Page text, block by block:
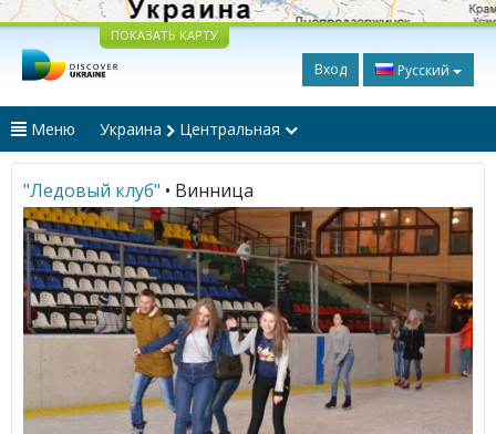
ПОКАЗАТЬ КАРТУ
Вход Русский
Меню Украина Центральная
"Ледовый клуб" • Винница